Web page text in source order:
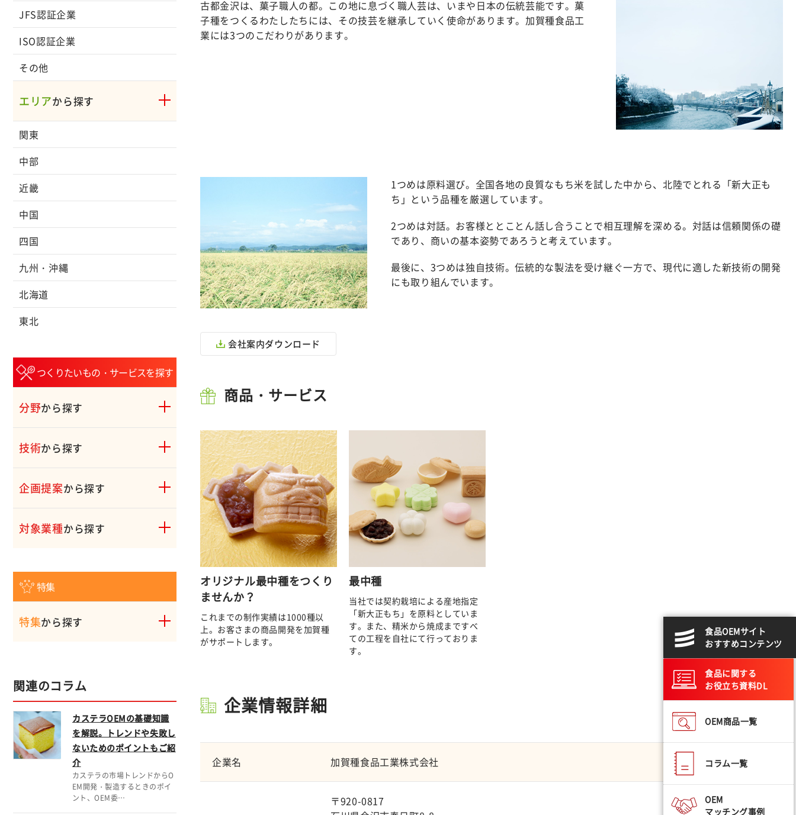
JFS認証企業
ISO認証企業
その他
エリアから探す
関東
中部
近畿
中国
四国
九州・沖縄
北海道
東北
つくりたいもの・サービスを探す
分野から探す
技術から探す
企画提案から探す
対象業種から探す
特集
特集から探す
関連のコラム
カステラOEMの基礎知識
を解説。トレンドや失敗し
ないためのポイントもご紹
介
カステラの市場トレンドからO
EM開発・製造するときのポイ
ント、OEM委…
古都金沢は、菓子職人の都。この地に息づく職人芸は、いまや日本の伝統芸能です。菓
子種をつくるわたしたちには、その技芸を継承していく使命があります。加賀種食品工
業には3つのこだわりがあります。
1つめは原料選び。全国各地の良質なもち米を試した中から、北陸でとれる「新大正も
ち」という品種を厳選しています。
2つめは対話。お客様ととことん話し合うことで相互理解を深める。対話は信頼関係の礎
であり、商いの基本姿勢であろうと考えています。
最後に、3つめは独自技術。伝統的な製法を受け継ぐ一方で、現代に適した新技術の開発
にも取り組んでいます。
会社案内ダウンロード
商品・サービス
オリジナル最中種をつくり
ませんか？
これまでの制作実績は1000種以
上。お客さまの商品開発を加賀種
がサポートします。
最中種
当社では契約栽培による産地指定
「新大正もち」を原料としていま
す。また、精米から焼成まですべ
ての工程を自社にて行っておりま
す。
企業情報詳細
企業名 加賀種食品工業株式会社
〒920-0817
食品OEMサイト
おすすめコンテンツ
食品に関する
お役立ち資料DL
OEM商品一覧
コラム一覧
OEM
マッチング事例